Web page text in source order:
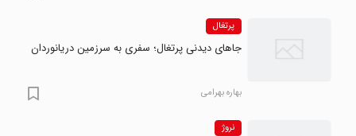
پرتغال
جاهای دیدنی پرتغال؛ سفری به سرزمین دریانوردان
بهاره بهرامی
نروژ